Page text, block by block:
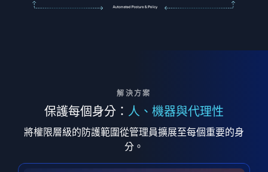
解決方案
保護每個身分： 人、機器與代理性
將權限層級的防護範圍從管理員擴展至每個重要的身
分。